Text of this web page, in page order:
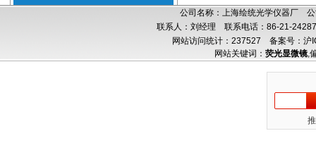
公司名称：上海绘统光学仪器厂
联系人：刘经理 联系电话：86-21-
网站访问统计：237527 备案号：沪
网站关键词： 荧光显微镜,